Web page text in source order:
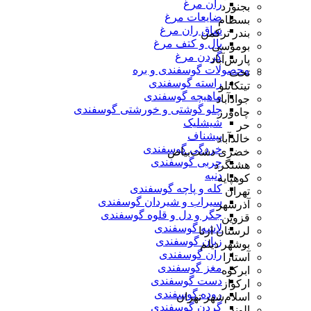
ران مرغ
ضایعات مرغ
ساق ران مرغ
بال و کتف مرغ
گردن مرغ
محصولات گوسفندی و بره
راسته گوسفندی
ماهیچه گوسفندی
چلو گوشتی و خورشتی گوسفندی
شیشلیک
پیشناف
خردگی گوسفندی
چربی گوسفندی
دنبه
کله و پاچه گوسفندی
سیراب و شیردان گوسفندی
جگر و دل و قلوه گوسفندی
لاشه گوسفندی
زبان گوسفندی
ران گوسفندی
مغز گوسفندی
دست گوسفندی
روده گوسفندی
گردن گوسفندی
بجنورد
بسطام
بندر ترکمن
بوموسی
پارس‌آباد
تخت
تیتکانلو
جوادآباد
چاه‌ورز
حر
خالدآباد
خضری دشت‌بیاض
هشتگرد
کوهپایه
تهران
آذرشهر
قزوین
لرستان ازنا
بوشهر دیلم
آستارا
ابرکوه
ارکواز
اسلام‌شهر تهران